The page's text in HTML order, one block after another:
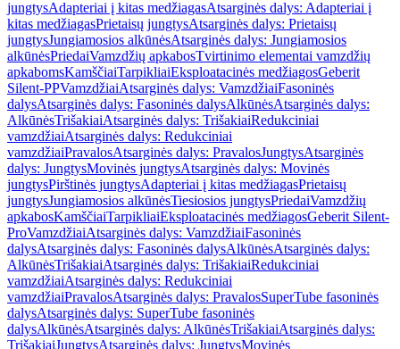
jungtysAdapteriai į kitas medžiagasAtsarginės dalys: Adapteriai į
kitas medžiagasPrietaisų jungtysAtsarginės dalys: Prietaisų
jungtysJungiamosios alkūnėsAtsarginės dalys: Jungiamosios
alkūnėsPriedaiVamzdžių apkabosTvirtinimo elementai vamzdžių
apkabomsKamščiaiTarpikliaiEksploatacinės medžiagosGeberit
Silent-PPVamzdžiaiAtsarginės dalys: VamzdžiaiFasoninės
dalysAtsarginės dalys: Fasoninės dalysAlkūnėsAtsarginės dalys:
AlkūnėsTrišakiaiAtsarginės dalys: TrišakiaiRedukciniai
vamzdžiaiAtsarginės dalys: Redukciniai
vamzdžiaiPravalosAtsarginės dalys: PravalosJungtysAtsarginės
dalys: JungtysMovinės jungtysAtsarginės dalys: Movinės
jungtysPirštinės jungtysAdapteriai į kitas medžiagasPrietaisų
jungtysJungiamosios alkūnėsTiesiosios jungtysPriedaiVamzdžių
apkabosKamščiaiTarpikliaiEksploatacinės medžiagosGeberit Silent-
ProVamzdžiaiAtsarginės dalys: VamzdžiaiFasoninės
dalysAtsarginės dalys: Fasoninės dalysAlkūnėsAtsarginės dalys:
AlkūnėsTrišakiaiAtsarginės dalys: TrišakiaiRedukciniai
vamzdžiaiAtsarginės dalys: Redukciniai
vamzdžiaiPravalosAtsarginės dalys: PravalosSuperTube fasoninės
dalysAtsarginės dalys: SuperTube fasoninės
dalysAlkūnėsAtsarginės dalys: AlkūnėsTrišakiaiAtsarginės dalys:
TrišakiaiJungtysAtsarginės dalys: JungtysMovinės